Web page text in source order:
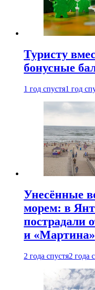
Туристу
бонусные
1 год спустя1 год
Унесённые
морем: в
пострадали
и «Мартина»
2 года спустя2 года